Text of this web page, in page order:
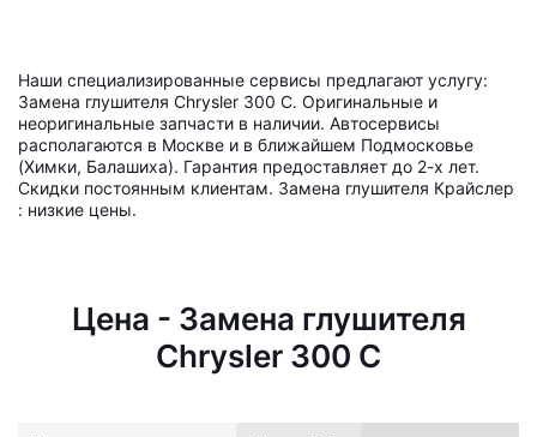
Наши специализированные сервисы предлагают услугу:
Замена глушителя Chrysler 300 C. Оригинальные и
неоригинальные запчасти в наличии. Автосервисы
располагаются в Москве и в ближайшем Подмосковье
(Химки, Балашиха). Гарантия предоставляет до 2-х лет.
Скидки постоянным клиентам. Замена глушителя Крайслер
: низкие цены.
Цена - Замена глушителя
Chrysler 300 C